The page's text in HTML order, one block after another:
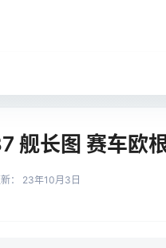
舰长图 赛车欧
： 23年10月3日